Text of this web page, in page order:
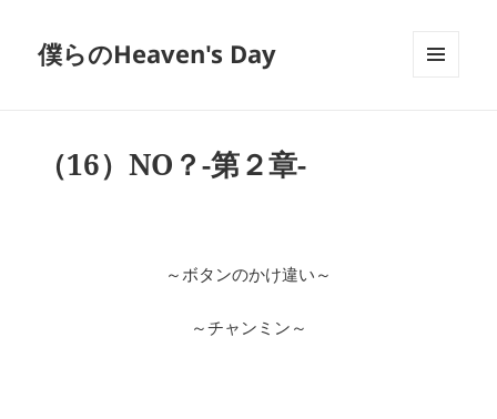
僕らのHeaven's Day
（16）NO？-第２章-
～ボタンのかけ違い～
～チャンミン～